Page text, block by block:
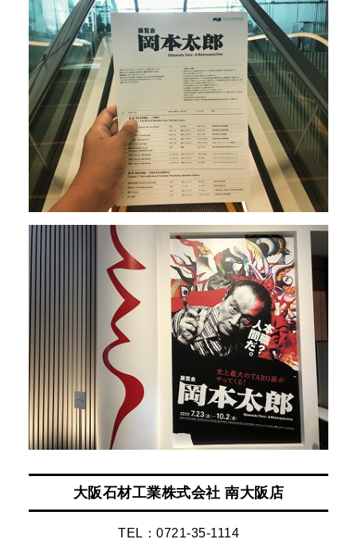
大阪石材工業株式会社 南大阪店
TEL：0721-35-1114